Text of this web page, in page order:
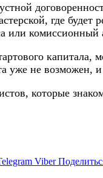
где
или комиссионный
капитала,
уже не возможен,
которые
Viber